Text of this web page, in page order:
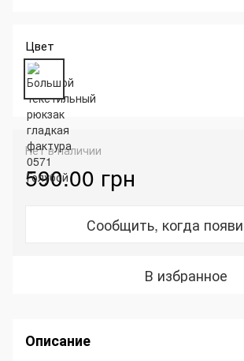
Цвет
Нет в наличии
590.00 грн
Сообщить, когда
В избранное
Описание